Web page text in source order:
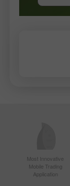
Most Innovative
Mobile Trading
Application